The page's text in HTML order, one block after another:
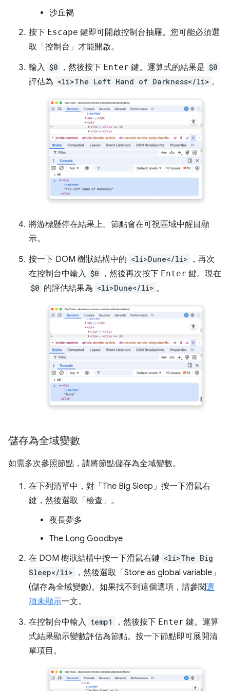
沙丘褐
按下 Escape 鍵即可開啟控制台抽屜。您可能必須選
取「控制台」 才能開啟。
輸入 $0 ，然後按下 Enter 鍵。運算式的結果是 $0
評估為 <li>The Left Hand of Darkness</li> 。
將游標懸停在結果上。節點會在可視區域中醒目顯
示。
按一下 DOM 樹狀結構中的 <li>Dune</li>
，再次
在控制台中輸入 $0 ，然後再次按下 Enter 鍵。現在
$0 的評估結果為 <li>Dune</li> 。
儲存為全域變數
如需多次參照節點，請將節點儲存為全域變數。
在下列清單中，對「The Big Sleep」 按一下滑鼠右
鍵，然後選取「檢查」 。
夜長夢多
The Long Goodbye
在 DOM 樹狀結構中按一下滑鼠右鍵 <li>The Big
Sleep</li>
，然後選取「Store as global variable」
(儲存為全域變數)。如果找不到這個選項，請參閱選
項未顯示一文。
在控制台中輸入 temp1 ，然後按下 Enter 鍵。運算
式結果顯示變數評估為節點。按一下節點即可展開清
單項目。